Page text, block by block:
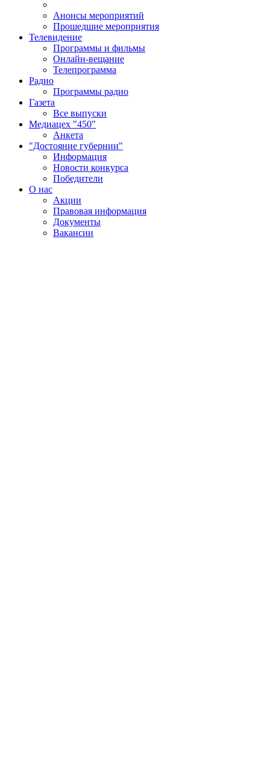
Анонсы мероприятий
Прошедшие мероприятия
Телевидение
Программы и фильмы
Онлайн-вещание
Телепрограмма
Радио
Программы радио
Газета
Все выпуски
Медиацех "450"
Анкета
"Достояние губернии"
Информация
Новости конкурса
Победители
О нас
Акции
Правовая информация
Документы
Вакансии